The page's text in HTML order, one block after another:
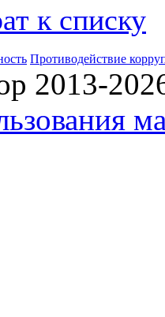
к списку
Противодействие
2013-